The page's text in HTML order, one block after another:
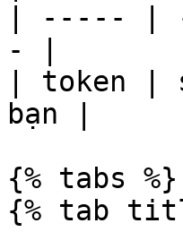
| ----- |
- |
| token |
bạn |
{% tabs %}
{% tab